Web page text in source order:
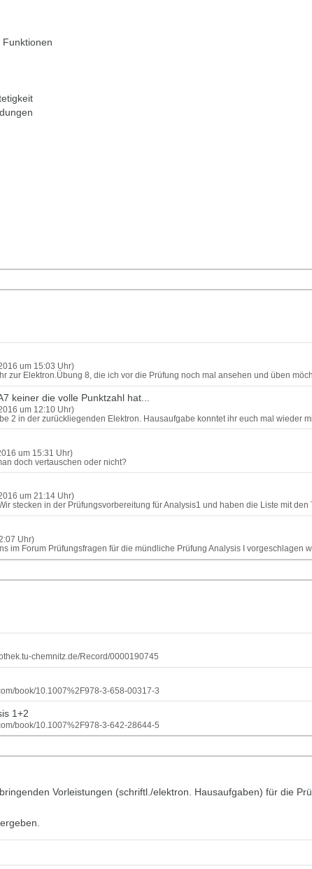
Funktionen
um 15:03 Uhr)
zur Elektron.Übung 8, die ich vor die Prüfung noch mal ansehen und üben
keiner die volle Punktzahl hat...
um 12:10 Uhr)
2 in der zurückliegenden Elektron. Hausaufgabe konntet ihr euch mal wieder
um 15:31 Uhr)
doch vertauschen oder nicht?
um 21:14 Uhr)
stecken in der Prüfungsvorbereitung für Analysis1 und haben die Liste mit
Uhr)
im Forum Prüfungsfragen für die mündliche Prüfung Analysis I vorgeschlagen
chemnitz.de/Record/0000190745
book/10.1007%2F978-3-658-00317-3
1+2
book/10.1007%2F978-3-642-28644-5
Vorleistungen (schriftl./elektron. Hausaufgaben) für die